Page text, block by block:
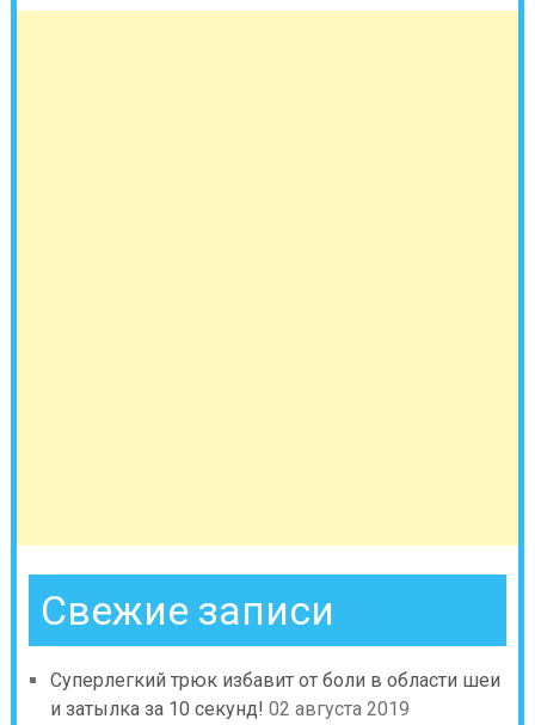
Свежие записи
Суперлегкий трюк избавит от боли в области шеи
и затылка за 10 секунд! 02 августа 2019